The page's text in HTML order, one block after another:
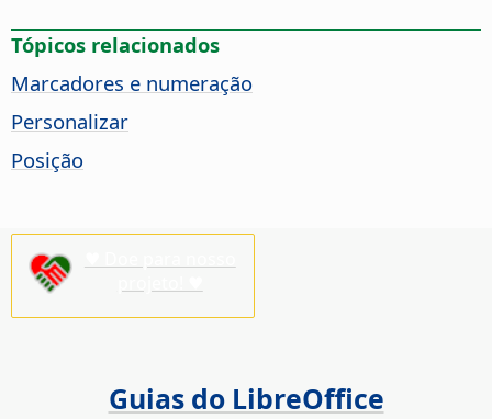
Tópicos relacionados
Marcadores e numeração
Personalizar
Posição
Guias do LibreOffice